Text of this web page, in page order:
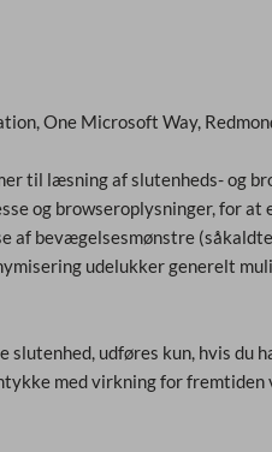
One Microsoft Way,
til læsning af slutenheds- og
og browseroplysninger, for
bevægelsesmønstre
udelukker generelt
udføres kun, hvis du
med virkning for